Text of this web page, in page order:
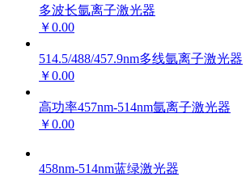
多波长氩离子激光器
￥0.00
514.5/488/457.9nm多线氩离子激光器
￥0.00
高功率457nm-514nm氩离子激光器
￥0.00
458nm-514nm蓝绿激光器